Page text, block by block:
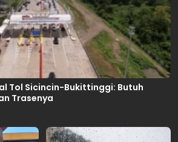
Tol Sicincin-Bukittinggi: Butuh
Trasenya